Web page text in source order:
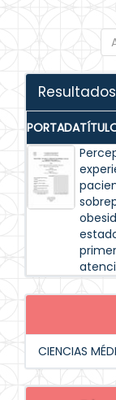
PORTADA
CIENCIAS